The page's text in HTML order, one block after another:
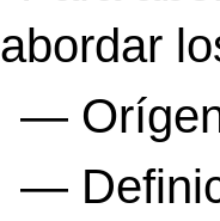
abordar
—
—